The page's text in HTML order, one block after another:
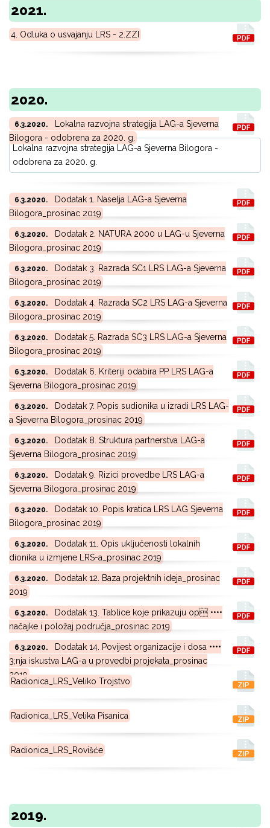
2021.
4. Odluka o usvajanju LRS - 2.ZZI
2020.
6.3.2020.
Lokalna razvojna strategija LAG-a Sjeverna
Bilogora - odobrena za 2020. g.
Lokalna razvojna strategija LAG-a Sjeverna Bilogora -
odobrena za 2020. g.
6.3.2020.
Dodatak 1. Naselja LAG-a Sjeverna
Bilogora_prosinac 2019
6.3.2020.
Dodatak 2. NATURA 2000 u LAG-u Sjeverna
Bilogora_prosinac 2019
6.3.2020.
Dodatak 3. Razrada SC1 LRS LAG-a Sjeverna
Bilogora_prosinac 2019
6.3.2020.
Dodatak 4. Razrada SC2 LRS LAG-a Sjeverna
Bilogora_prosinac 2019
6.3.2020.
Dodatak 5. Razrada SC3 LRS LAG-a Sjeverna
Bilogora_prosinac 2019
6.3.2020.
Dodatak 6. Kriteriji odabira PP LRS LAG-a
Sjeverna Bilogora_prosinac 2019
6.3.2020.
Dodatak 7. Popis sudionika u izradi LRS LAG-
a Sjeverna Bilogora_prosinac 2019
6.3.2020.
Dodatak 8. Struktura partnerstva LAG-a
Sjeverna Bilogora_prosinac 2019
6.3.2020.
Dodatak 9. Rizici provedbe LRS LAG-a
Sjeverna Bilogora_prosinac 2019
6.3.2020.
Dodatak 10. Popis kratica LRS LAG Sjeverna
Bilogora_prosinac 2019
6.3.2020.
Dodatak 11. Opis uključenosti lokalnih
dionika u izmjene LRS-a_prosinac 2019
6.3.2020.
Dodatak 12. Baza projektnih ideja_prosinac
2019
6.3.2020.
Dodatak 13. Tablice koje prikazuju op ••••
načajke i položaj područja_prosinac 2019
6.3.2020.
Dodatak 14. Povijest organizacije i dosa ••••
3;nja iskustva LAG-a u provedbi projekata_prosinac
2019
Radionica_LRS_Veliko Trojstvo
Radionica_LRS_Velika Pisanica
Radionica_LRS_Rovišće
2019.